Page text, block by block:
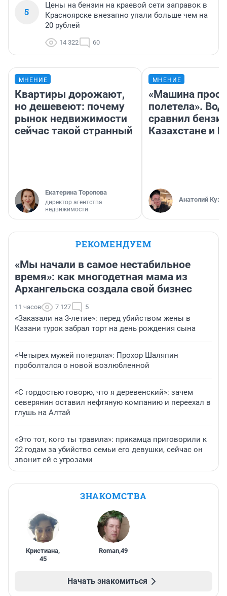
5
Цены на бензин на краевой сети заправок в
Красноярске внезапно упали больше чем на
20 рублей
14 322 60
МНЕНИЕ
Квартиры дорожают,
но дешевеют: почему
рынок недвижимости
сейчас такой странный
Екатерина Торопова
директор агентства
недвижимости
МНЕНИЕ
«Машина
полетела».
сравнил
Казахстане и
Анатолий
РЕКОМЕНДУЕМ
«Мы начали в самое нестабильное
время»: как многодетная мама из
Архангельска создала свой бизнес
11 часов 7 127 5
«Заказали на 3-летие»: перед убийством жены в
Казани турок забрал торт на день рождения сына
«Четырех мужей потеряла»: Прохор Шаляпин
проболтался о новой возлюбленной
«С гордостью говорю, что я деревенский»: зачем
северянин оставил нефтяную компанию и переехал в
глушь на Алтай
«Это тот, кого ты травила»: прикамца приговорили к
22 годам за убийство семьи его девушки, сейчас он
звонит ей с угрозами
ЗНАКОМСТВА
Кристиана,
45
Roman,49
Начать знакомиться